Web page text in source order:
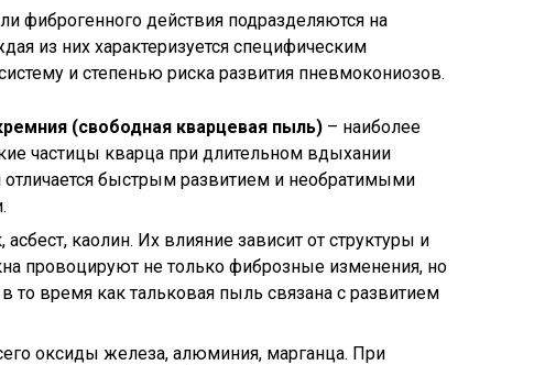
фиброгенного действия подразделяются на
из них характеризуется специфическим
и степенью риска развития пневмокониозов.
(свободная кварцевая пыль) – наиболее
частицы кварца при длительном вдыхании
быстрым развитием и необратимыми
каолин. Их влияние зависит от структуры и
провоцируют не только фиброзные изменения, но
то время как тальковая пыль связана с развитием
оксиды железа, алюминия, марганца. При